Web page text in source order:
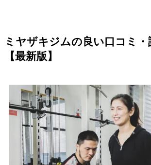
ミヤザキジムの良い口コミ
【最新版】